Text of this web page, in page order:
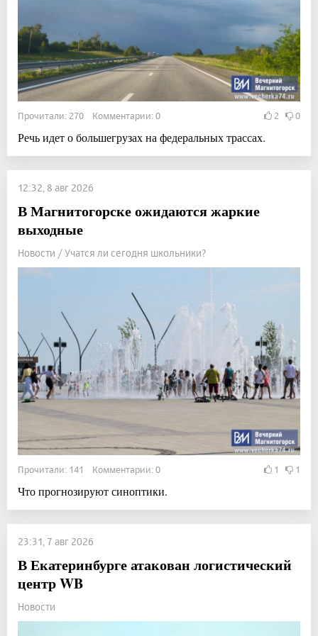
Прочитали: 270 Комментарии: 0 2 0
Речь идет о большегрузах на федеральных трассах.
12:32, 8 авг 2026
В Магнитогорске ожидаются жаркие
выходные
Новости / Учатся ли сегодня школьники?
Прочитали: 141 Комментарии: 0 1 1
Что прогнозируют синоптики.
23:31, 7 авг 2026
В Екатеринбурге атакован логистический
центр WB
Новости